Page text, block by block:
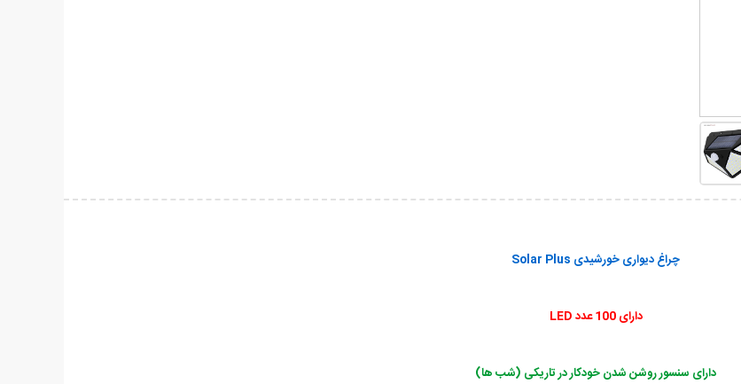
چراغ دیواری خورشیدی Solar Plus
دارای 100 عدد LED
دارای سنسور روشن شدن خودکار در تاریکی (شب ها)